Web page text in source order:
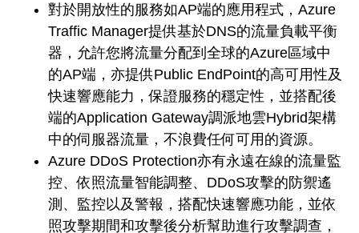
對於開放性的服務如AP端的應用程式，Azure
Traffic Manager提供基於DNS的流量負載平衡
器，允許您將流量分配到全球的Azure區域中
的AP端，亦提供Public EndPoint的高可用性及
快速響應能力，保證服務的穩定性，並搭配後
端的Application Gateway調派地雲Hybrid架構
中的伺服器流量，不浪費任何可用的資源。
Azure DDoS Protection亦有永遠在線的流量監
控、依照流量智能調整、DDoS攻擊的防禦遙
測、監控以及警報，搭配快速響應功能，並依
照攻擊期間和攻擊後分析幫助進行攻擊調查，